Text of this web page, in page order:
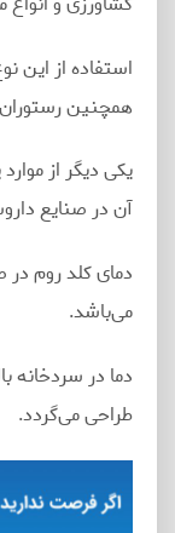
استفاده از این
همچنین رستوران
یکی دیگر از
آن در صنایع
دمای کلد روم در صنایع
میباشد.
دما در سردخانه بالای
طراحی میگردد.